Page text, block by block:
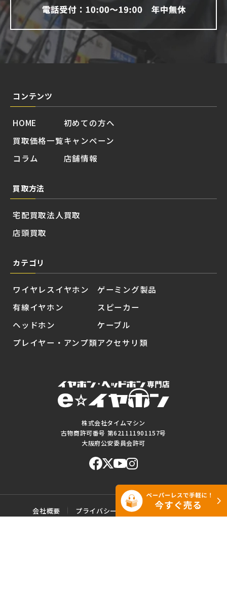
株式会社タイムマシン
古物商許可番号 第621111901157号
大阪府公安委員会許可
コンテンツ
HOME
買取価格一覧
コラム
初めての方へ
キャンペーン
店舗情報
買取方法
宅配買取
店頭買取
法人買取
カテゴリ
ワイヤレスイヤホン
有線イヤホン
ヘッドホン
プレイヤー・アンプ類
ゲーミング製品
スピーカー
ケーブル
アクセサリ類
会社概要 プライバシーポリシー
ご利用規約